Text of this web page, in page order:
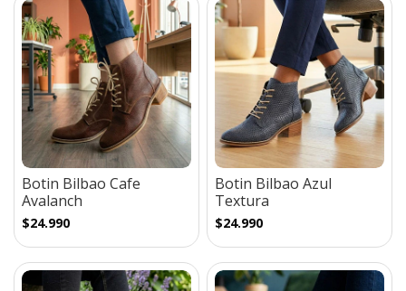
Botin Bilbao Cafe
Avalanch
$24.990
Botin Bilbao Azul
Textura
$24.990